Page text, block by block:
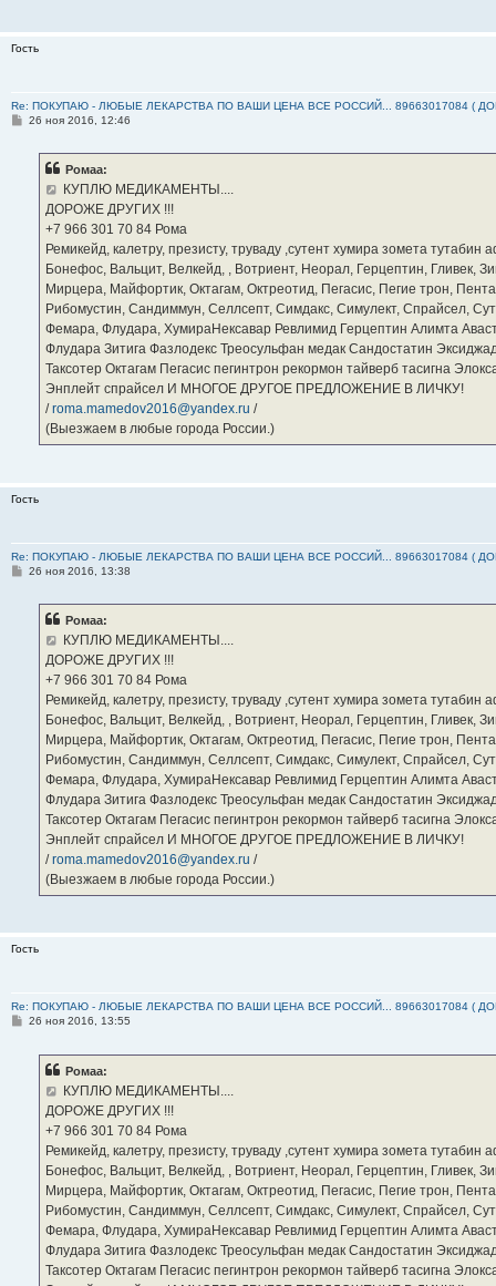
Гость
Re: ПОКУПАЮ - ЛЮБЫЕ ЛЕКАРСТВА ПО ВАШИ ЦЕНА ВСЕ РОССИЙ... 89663017084 (
С26 ноя 2016, 12:46
Ромаа:
КУПЛЮ МЕДИКАМЕНТЫ....
ДОРОЖЕ ДРУГИХ !!!
‪+7 966 301 70 84‬ Рома
Ремикейд, калетру, презисту, труваду ,сутент хумира зомета
Бонефос, Вальцит, Велкейд, , Вотриент, Неорал, Герцептин, Гливек,
Мирцера, Майфортик, Октагам, Октреотид, Пегасис, Пегие трон,
Рибомустин, Сандиммун, Селлсепт, Симдакс, Симулект, Спрайсел,
Фемара, Флудара, ХумираНексавар Ревлимид Герцептин Алимта
Флудара Зитига Фазлодекс Треосульфан медак Сандостатин
Таксотер Октагам Пегасис пегинтрон рекормон тайверб тасигна
Энплейт спрайсел И МНОГОЕ ДРУГОЕ ПРЕДЛОЖЕНИЕ В ЛИЧКУ!
/roma.mamedov2016@yandex.ru /
(Выезжаем в любые города России.)
Гость
Re: ПОКУПАЮ - ЛЮБЫЕ ЛЕКАРСТВА ПО ВАШИ ЦЕНА ВСЕ РОССИЙ... 89663017084 (
С26 ноя 2016, 13:38
Ромаа:
КУПЛЮ МЕДИКАМЕНТЫ....
ДОРОЖЕ ДРУГИХ !!!
‪+7 966 301 70 84‬ Рома
Ремикейд, калетру, презисту, труваду ,сутент хумира зомета
Бонефос, Вальцит, Велкейд, , Вотриент, Неорал, Герцептин, Гливек,
Мирцера, Майфортик, Октагам, Октреотид, Пегасис, Пегие трон,
Рибомустин, Сандиммун, Селлсепт, Симдакс, Симулект, Спрайсел,
Фемара, Флудара, ХумираНексавар Ревлимид Герцептин Алимта
Флудара Зитига Фазлодекс Треосульфан медак Сандостатин
Таксотер Октагам Пегасис пегинтрон рекормон тайверб тасигна
Энплейт спрайсел И МНОГОЕ ДРУГОЕ ПРЕДЛОЖЕНИЕ В ЛИЧКУ!
/roma.mamedov2016@yandex.ru /
(Выезжаем в любые города России.)
Гость
Re: ПОКУПАЮ - ЛЮБЫЕ ЛЕКАРСТВА ПО ВАШИ ЦЕНА ВСЕ РОССИЙ... 89663017084 (
С26 ноя 2016, 13:55
Ромаа:
КУПЛЮ МЕДИКАМЕНТЫ....
ДОРОЖЕ ДРУГИХ !!!
‪+7 966 301 70 84‬ Рома
Ремикейд, калетру, презисту, труваду ,сутент хумира зомета
Бонефос, Вальцит, Велкейд, , Вотриент, Неорал, Герцептин, Гливек,
Мирцера, Майфортик, Октагам, Октреотид, Пегасис, Пегие трон,
Рибомустин, Сандиммун, Селлсепт, Симдакс, Симулект, Спрайсел,
Фемара, Флудара, ХумираНексавар Ревлимид Герцептин Алимта
Флудара Зитига Фазлодекс Треосульфан медак Сандостатин
Таксотер Октагам Пегасис пегинтрон рекормон тайверб тасигна